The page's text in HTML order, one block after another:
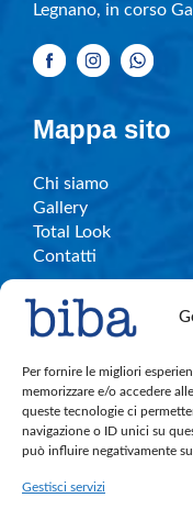
Per fornire le migliori
memorizzare e/o accedere
queste tecnologie ci
navigazione o ID unici su
può influire negativamente
Gestisci servizi
Legnano, in corso
Mappa sito
Chi siamo
Gallery
Total Look
Contatti
Info e
C.So Garibaldi, 27 –
Cell. 380.891.4004